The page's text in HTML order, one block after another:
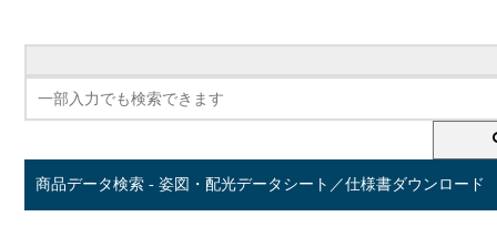
商品データ検索 - 姿図・配光データシート／仕様書ダウンロード